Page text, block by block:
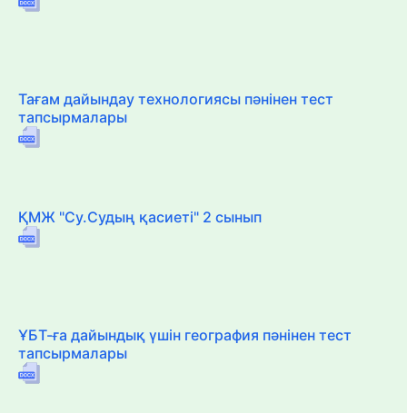
Тағам дайындау технологиясы пәнінен тест
тапсырмалары
ҚМЖ "Су.Судың қасиеті" 2 сынып
ҰБТ-ға дайындық үшін география пәнінен тест
тапсырмалары